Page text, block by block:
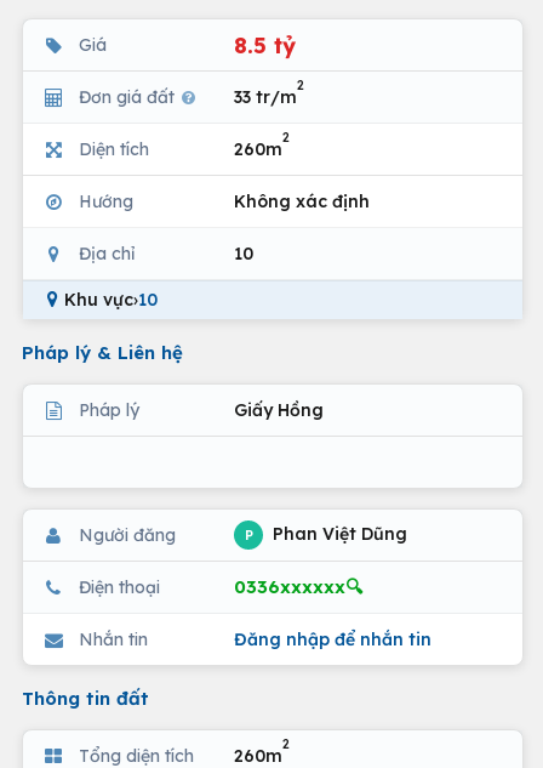
Giá 8.5 tỷ
Đơn giá đất 33 tr/m
2
Diện tích 260m
2
Hướng Không xác định
Địa chỉ 10
Khu vực›10
Pháp lý & Liên hệ
Pháp lý Giấy Hồng
Người đăng P Phan Việt Dũng
Điện thoại 0336xxxxxx🔍
Nhắn tin Đăng nhập để nhắn tin
Thông tin đất
Tổng diện tích 260m
2